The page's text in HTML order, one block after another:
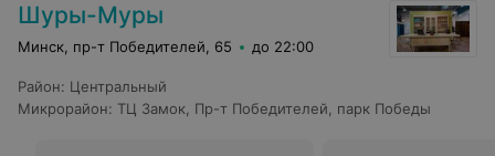
Шуры-Муры
Минск, пр-т Победителей, 65 до 22:00
Район: Центральный
Микрорайон: ТЦ Замок Пр-т Победителей парк Победы